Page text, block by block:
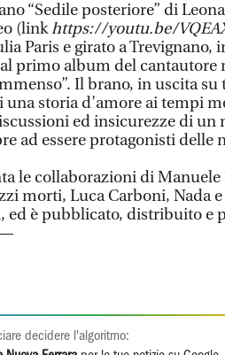
“Sedile posteriore” di
(linkhttps://youtu.be/
Paris e girato a
primo album del cantautore
Il brano, in uscita su
una storia d’amore ai tempi
ed insicurezze di un
ad essere protagonisti delle
le collaborazioni di Manuele
morti, Luca Carboni, Nada
ed è pubblicato, distribuito e
—
decidere l'algoritmo: